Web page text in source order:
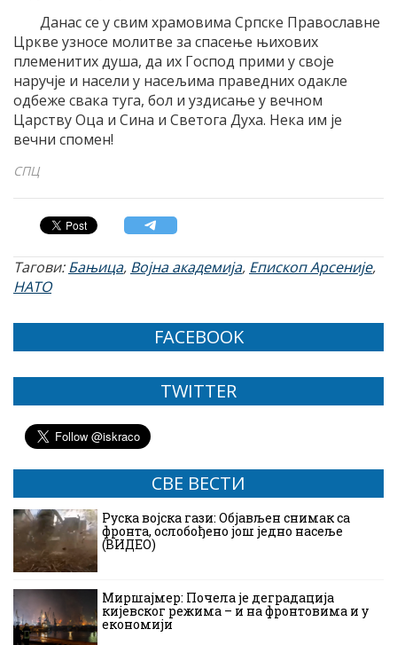
Данас се у свим храмовима Српске Православне
Цркве узносе молитве за спасење њихових
племенитих душа, да их Господ прими у своје
наручје и насели у насељима праведних одакле
одбеже свака туга, бол и уздисање у вечном
Царству Оца и Сина и Светога Духа. Нека им је
вечни спомен!
СПЦ
Тагови:Бањица, Војна академија, Епископ Арсеније,
НАТО
FACEBOOK
TWITTER
СВЕ ВЕСТИ
Руска војска гази: Објављен снимак са
фронта, ослобођено још једно насеље
(ВИДЕО)
Миршајмер: Почела је деградација
кијевског режима – и на фронтовима и у
економији